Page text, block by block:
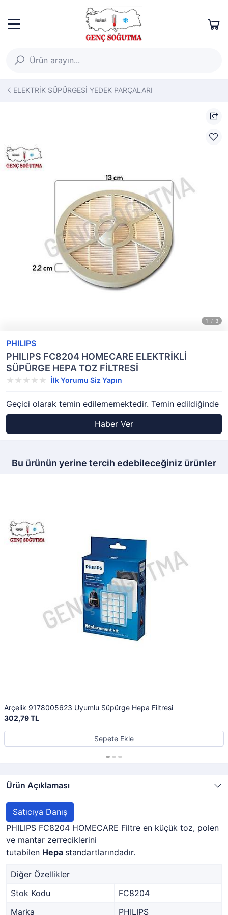
ELEKTRİK SÜPÜRGESİ YEDEK PARÇALARI
PHILIPS
PHILIPS FC8204 HOMECARE ELEKTRİKLİ
SÜPÜRGE HEPA TOZ FİLTRESİ
İlk Yorumu Siz Yapın
Geçici olarak temin edilememektedir. Temin edildiğinde
Haber Ver
Bu ürünün yerine tercih edebileceğiniz ürünler
Arçelik 9178005623 Uyumlu Süpürge Hepa Filtresi
302,79 TL
Sepete Ekle
Ürün Açıklaması
Satıcıya Danış
PHILIPS FC8204 HOMECARE Filtre en küçük toz, polen
ve mantar zerreciklerini
tutabilen Hepa standartlarındadır.
Diğer Özellikler
Stok Kodu
FC8204
Marka
PHILIPS